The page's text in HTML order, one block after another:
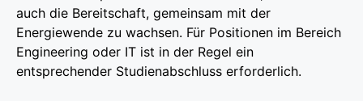
auch die Bereitschaft, gemeinsam mit der
Energiewende zu wachsen. Für Positionen im Bereich
Engineering oder IT ist in der Regel ein
entsprechender Studienabschluss erforderlich.